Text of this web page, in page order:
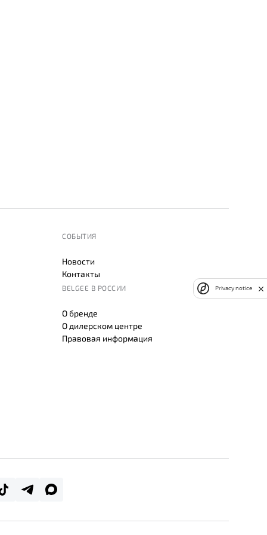
СОБЫТИЯ
Новости
Контакты
BELGEE В РОССИИ
О бренде
О дилерском центре
Правовая информация
Privacy notice